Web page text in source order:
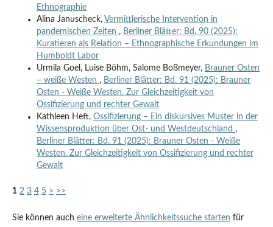
Ethnographie
Alina Januscheck, Vermittlerische Intervention in
pandemischen Zeiten , Berliner Blätter: Bd. 90 (2025):
Kuratieren als Relation – Ethnographische Erkundungen im
Humboldt Labor
Urmila Goel, Luise Böhm, Salome Boßmeyer, Brauner Osten
– weiße Westen , Berliner Blätter: Bd. 91 (2025): Brauner
Osten - Weiße Westen. Zur Gleichzeitigkeit von
Ossifizierung und rechter Gewalt
Kathleen Heft, Ossifizierung – Ein diskursives Muster in der
Wissensproduktion über Ost- und Westdeutschland ,
Berliner Blätter: Bd. 91 (2025): Brauner Osten - Weiße
Westen. Zur Gleichzeitigkeit von Ossifizierung und rechter
Gewalt
1 2 3 4 5 > >>
Sie können auch eine erweiterte Ähnlichkeitssuche starten für